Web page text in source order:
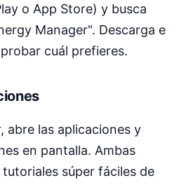
o App Store) y busca
Manager". Descarga e
cuál prefieres.
abre las aplicaciones y
en pantalla. Ambas
súper fáciles de